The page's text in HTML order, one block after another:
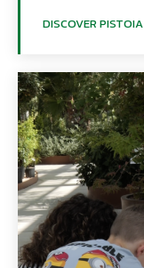
DISCOVER PISTOIA